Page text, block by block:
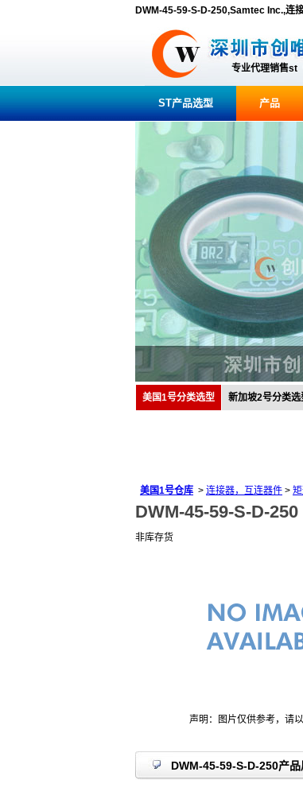
DWM-45-59-S-D-250,Samtec Inc.,连
专业代理销售st
ST产品选型 产品
美国1号分类选型 新加坡2号分类选
美国1号仓库 > 连接器，互连器件 >
DWM-45-59-S-D-250
非库存货
声明：图片仅供参考，请以
DWM-45-59-S-D-250产品